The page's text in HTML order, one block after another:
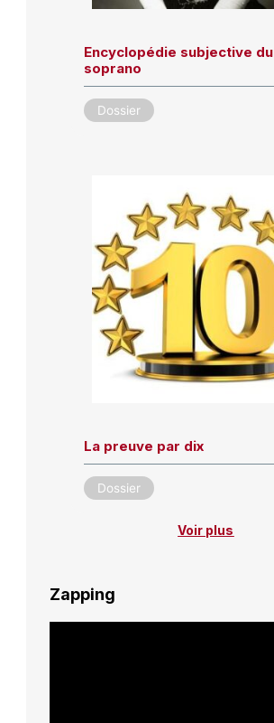
Encyclopédie subjective du
soprano
Dossier
La preuve par dix
Dossier
Voir plus
Zapping